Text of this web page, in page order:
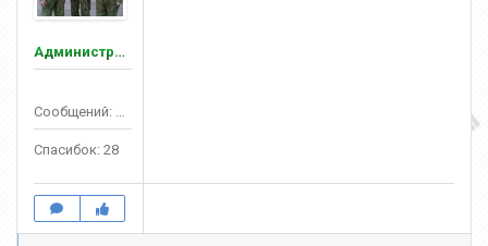
Администраторы
Сообщений: 132
Спасибок: 28